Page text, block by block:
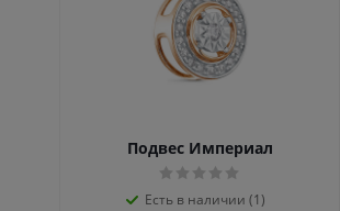
Подвес Империал
Есть в наличии (1)